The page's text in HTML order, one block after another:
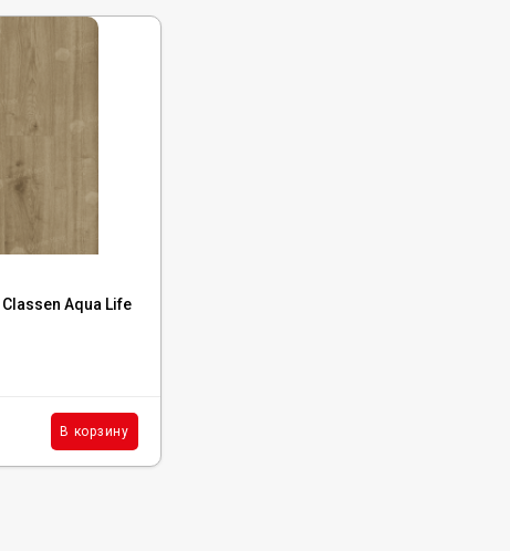
Aqua Life
В корзину